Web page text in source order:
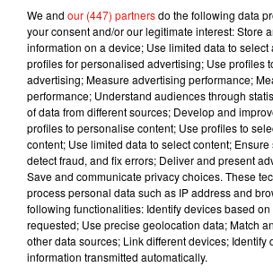
de la céramique ou du
également 3 heures dans
MAIS ATTENTION, L'INFO EST
AVEC DES
En effet, pour arriver à ces
chercheurs ont utilisé un
diffuser le virus dans l'air ambiant.
virus est principalement transmis
gouttelettes expulsées par des
toussent ou éternuent. Et sous
(différente d'un aérosol), il n'est
quelques secondes
We and our (447) partnersdo the following data
your consent and/or our legitimate interest: Store
information on a device; Use limited data to
profiles for personalised advertising; Use profiles
advertising; Measure advertising performance;
performance; Understand audiences through
of data from different sources; Develop and
profiles to personalise content; Use profiles to
content; Use limited data to select content;
detect fraud, and fix errors; Deliver and present
Save and communicate privacy choices. These
process personal data such as IP address and
following functionalities: Identify devices based
requested; Use precise geolocation data; Match
other data sources; Link different devices; Identify
information transmitted automatically.